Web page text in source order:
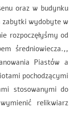
oraz w budynku
zabytki wydobyte w
od
średniowiecza.,,
Piastów a
pochodzącymi
stosowanymi do
relikwiarz